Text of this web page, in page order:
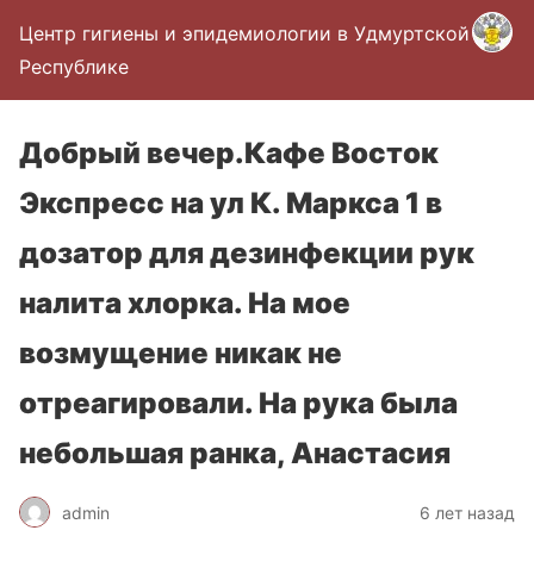
Центр гигиены и эпидемиологии в Удмуртской
Республике
Добрый вечер.Кафе Восток
Экспресс на ул К. Маркса 1 в
дозатор для дезинфекции рук
налита хлорка. На мое
возмущение никак не
отреагировали. На рука была
небольшая ранка, Анастасия
admin 6 лет назад